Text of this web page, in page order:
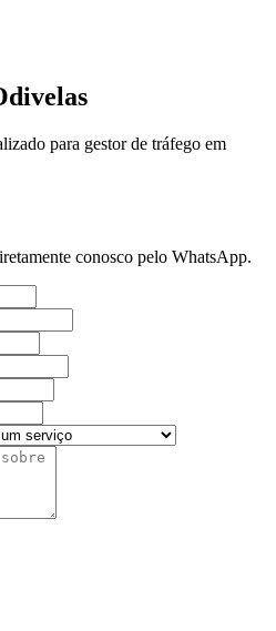
para gestor de tráfego em
conosco pelo WhatsApp.